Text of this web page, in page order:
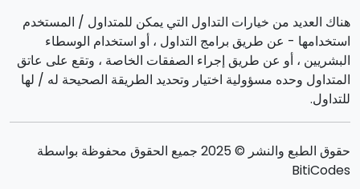
هناك العديد من خيارات التداول التي يمكن للمتداول / المستخدم
استخدامها - عن طريق برامج التداول ، أو استخدام الوسطاء
البشريين ، أو عن طريق إجراء الصفقات الخاصة ، وتقع على عاتق
المتداول وحده مسؤولية اختيار وتحديد الطريقة الصحيحة له / لها
للتداول.
حقوق الطبع والنشر © 2025 جميع الحقوق محفوظة بواسطة
BitiCodes